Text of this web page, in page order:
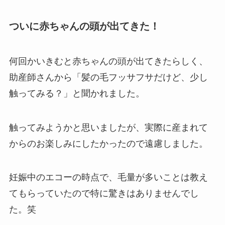
ついに赤ちゃんの頭が出てきた！
何回かいきむと赤ちゃんの頭が出てきたらしく、
助産師さんから「髪の毛フッサフサだけど、少し
触ってみる？」と聞かれました。
触ってみようかと思いましたが、実際に産まれて
からのお楽しみにしたかったので遠慮しました。
妊娠中のエコーの時点で、毛量が多いことは教え
てもらっていたので特に驚きはありませんでし
た。笑